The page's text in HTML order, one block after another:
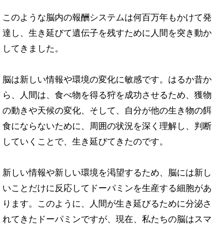
このような脳内の報酬システムは何百万年もかけて発
達し、生き延びて遺伝子を残すために人間を突き動か
してきました。
脳は新しい情報や環境の変化に敏感です。はるか昔か
ら、人間は、食べ物を得る狩を成功させるため、獲物
の動きや天候の変化、そして、自分が他の生き物の餌
食にならないために、周囲の状況を深く理解し、判断
していくことで、生き延びてきたのです。
新しい情報や新しい環境を渇望するため、脳には新し
いことだけに反応してドーパミンを生産する細胞があ
ります。このように、人間が生き延びるために分泌さ
れてきたドーパミンですが、現在、私たちの脳はスマ